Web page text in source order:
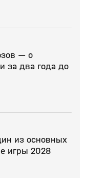
— о
за два года до
из основных
игры 2028